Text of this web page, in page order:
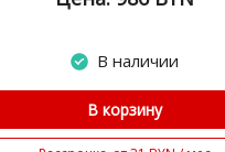
В наличии
В корзину